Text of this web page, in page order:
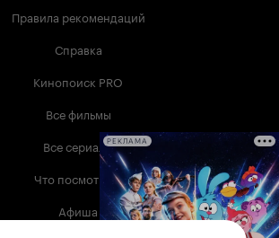
Правила рекомендаций
Справка
Кинопоиск PRO
Все фильмы
Все сериалы
Что посмотреть
Афиша
РЕКЛАМА